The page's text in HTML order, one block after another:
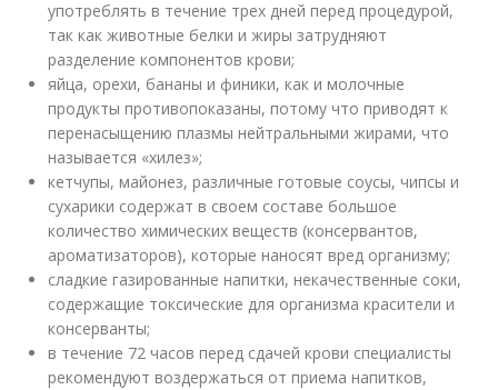
употреблять в течение трех дней перед процедурой,
так как животные белки и жиры затрудняют
разделение компонентов крови;
яйца, орехи, бананы и финики, как и молочные
продукты противопоказаны, потому что приводят к
перенасыщению плазмы нейтральными жирами, что
называется «хилез»;
кетчупы, майонез, различные готовые соусы, чипсы и
сухарики содержат в своем составе большое
количество химических веществ (консервантов,
ароматизаторов), которые наносят вред организму;
сладкие газированные напитки, некачественные соки,
содержащие токсические для организма красители и
консерванты;
в течение 72 часов перед сдачей крови специалисты
рекомендуют воздержаться от приема напитков,